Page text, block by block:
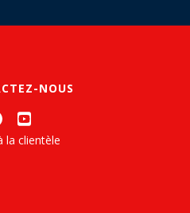
NOUS
la clientèle